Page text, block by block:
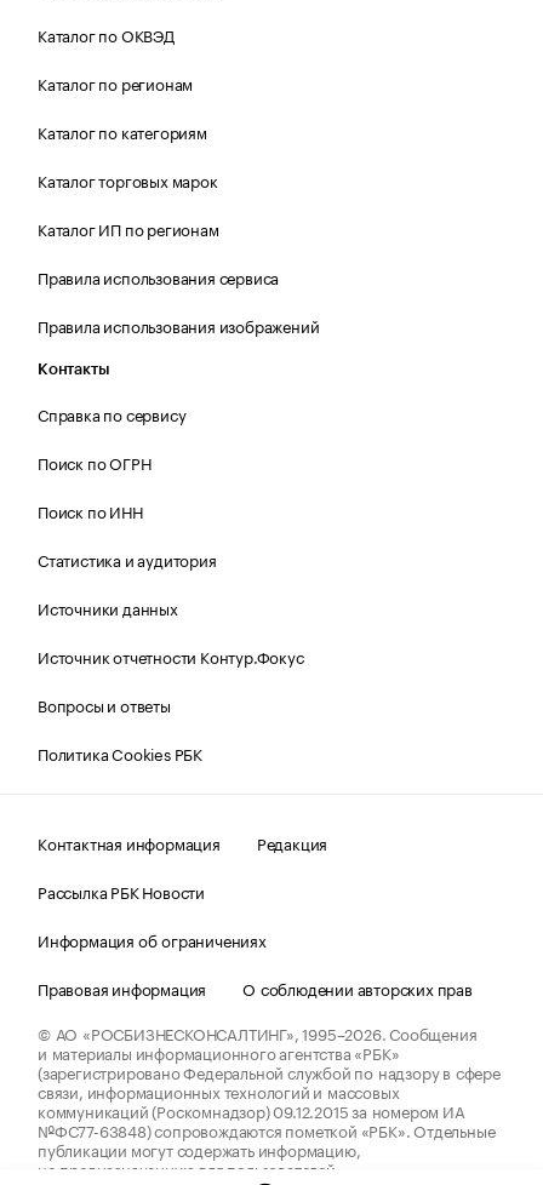
Каталог по ОКВЭД
Каталог по регионам
Каталог по категориям
Каталог торговых марок
Каталог ИП по регионам
Правила использования сервиса
Правила использования изображений
Контакты
Справка по сервису
Поиск по ОГРН
Поиск по ИНН
Статистика и аудитория
Источники данных
Источник отчетности Контур.Фокус
Вопросы и ответы
Политика Cookies РБК
Контактная информация
Редакция
Рассылка РБК Новости
Информация об ограничениях
Правовая информация
О соблюдении авторских прав
© АО «РОСБИЗНЕСКОНСАЛТИНГ»,1995–2026.Сообщения
и материалы информационного агентства «РБК»
(зарегистрировано Федеральной службой по надзору в сфере
связи, информационных технологий и массовых
коммуникаций (Роскомнадзор) 09.12.2015 за номером ИА
№ФС77-63848) сопровождаются пометкой «РБК». Отдельные
публикации могут содержать информацию,
не предназначенную для пользователей